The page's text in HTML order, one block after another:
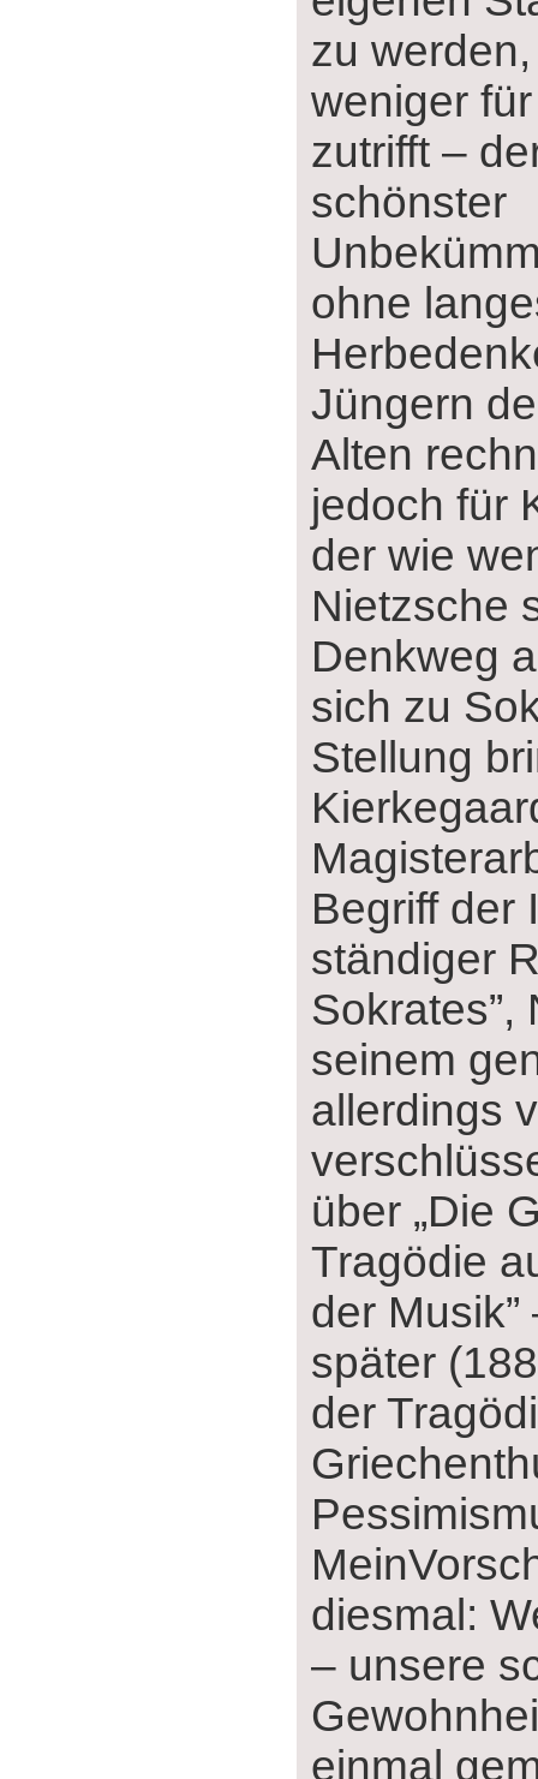
zu
weniger
zutrifft ‒
schönster
ohne
Jüngern
Alten
jedoch für
der wie
Nietzsche
Denkweg
sich zu
Stellung
Begriff der
ständiger
Sokrates”,
seinem
allerdings
über „Die
Tragödie
der
später
der
diesmal:
‒ unsere
einmal